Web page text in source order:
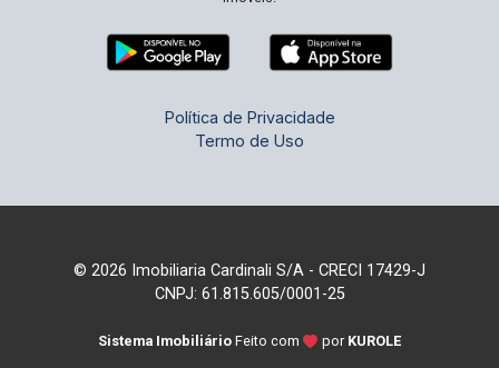
Política de Privacidade
Termo de Uso
© 2026 Imobiliaria Cardinali S/A - CRECI 17429-J
CNPJ: 61.815.605/0001-25
Sistema Imobiliário Feito com por KUROLE